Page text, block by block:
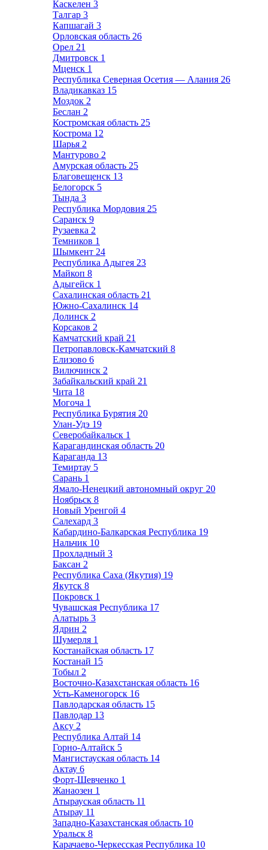
Каскелен 3
Талгар 3
Капшагай 3
Орловская область 26
Орел 21
Дмитровск 1
Мценск 1
Республика Северная Осетия — Алания 26
Владикавказ 15
Моздок 2
Беслан 2
Костромская область 25
Кострома 12
Шарья 2
Мантурово 2
Амурская область 25
Благовещенск 13
Белогорск 5
Тында 3
Республика Мордовия 25
Саранск 9
Рузаевка 2
Темников 1
Шымкент 24
Республика Адыгея 23
Майкоп 8
Адыгейск 1
Сахалинская область 21
Южно-Сахалинск 14
Долинск 2
Корсаков 2
Камчатский край 21
Петропавловск-Камчатский 8
Елизово 6
Вилючинск 2
Забайкальский край 21
Чита 18
Могоча 1
Республика Бурятия 20
Улан-Удэ 19
Северобайкальск 1
Карагандинская область 20
Караганда 13
Темиртау 5
Сарань 1
Ямало-Ненецкий автономный округ 20
Ноябрьск 8
Новый Уренгой 4
Салехард 3
Кабардино-Балкарская Республика 19
Нальчик 10
Прохладный 3
Баксан 2
Республика Саха (Якутия) 19
Якутск 8
Покровск 1
Чувашская Республика 17
Алатырь 3
Ядрин 2
Шумерля 1
Костанайская область 17
Костанай 15
Тобыл 2
Восточно-Казахстанская область 16
Усть-Каменогорск 16
Павлодарская область 15
Павлодар 13
Аксу 2
Республика Алтай 14
Горно-Алтайск 5
Мангистауская область 14
Актау 6
Форт-Шевченко 1
Жанаозен 1
Атырауская область 11
Атырау 11
Западно-Казахстанская область 10
Уральск 8
Карачаево-Черкесская Республика 10